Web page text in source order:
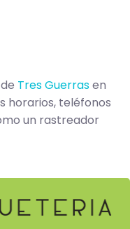
Tres Guerrasen
horarios, teléfonos
un rastreador